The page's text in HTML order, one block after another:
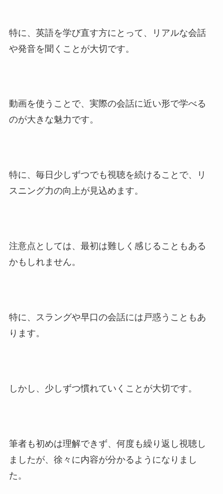
特に、英語を学び直す方にとって、リアルな会話
や発音を聞くことが大切です。
動画を使うことで、実際の会話に近い形で学べる
のが大きな魅力です。
特に、毎日少しずつでも視聴を続けることで、リ
スニング力の向上が見込めます。
注意点としては、最初は難しく感じることもある
かもしれません。
特に、スラングや早口の会話には戸惑うこともあ
ります。
しかし、少しずつ慣れていくことが大切です。
筆者も初めは理解できず、何度も繰り返し視聴し
ましたが、徐々に内容が分かるようになりまし
た。